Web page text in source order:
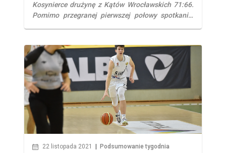
Kosynierce drużynę z Kątów Wrocławskich 71:66.
Pomimo przegranej pierwszej połowy spotkania,
korzyśc. Najlepszym zawodnikiem spotkania
został Jakub Bereszyński (19 pkt, 12 zb, 3/5 za
trzy) III […]
22 listopada 2021 Podsumowanie tygodnia